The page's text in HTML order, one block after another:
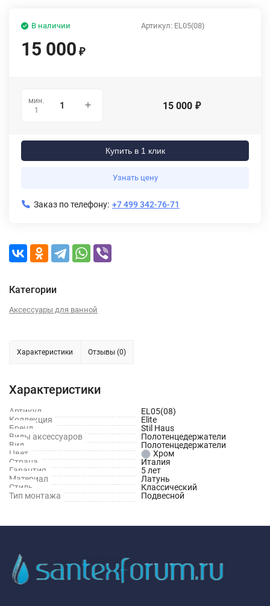
Артикул: EL05(08)
В наличии
15 000 ₽
мин.
1
15 000 ₽
Купить в 1 клик
Узнать цену
Заказ по телефону: +7 499 342-76-71
Категории
Аксессуары для ванной
Характеристики Отзывы (0)
Характеристики
Артикул
EL05(08)
Коллекция
Elite
Бренд
Stil Haus
Виды аксессуаров
Полотенцедержатели
Вид
Полотенцедержатели
Цвет
Хром
Страна
Италия
Гарантия
5 лет
Материал
Латунь
Стиль
Классический
Тип монтажа
Подвесной